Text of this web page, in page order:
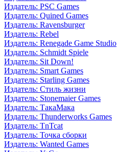
Издатель: PSC Games
Издатель: Quined Games
Издатель: Ravensburger
Издатель: Rebel
Издатель: Renegade Game Studio
Издатель: Schmidt Spiele
Издатель: Sit Down!
Издатель: Smart Games
Издатель: Starling Games
Издатель: Стиль жизни
Издатель: Stonemaier Games
Издатель: ТакаМака
Издатель: Thunderworks Games
Издатель: TnTcat
Издатель: Точка сборки
Издатель: Wanted Games